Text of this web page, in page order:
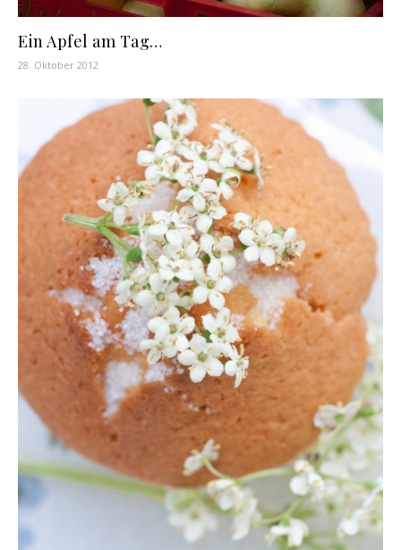
Ein Apfel am Tag…
28. Oktober 2012